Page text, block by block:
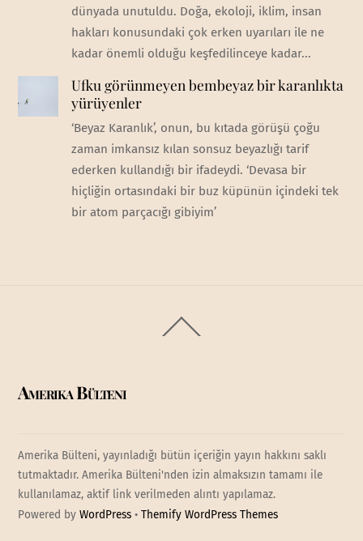
dünyada unutuldu. Doğa, ekoloji, iklim, insan
hakları konusundaki çok erken uyarıları ile ne
kadar önemli olduğu keşfedilinceye kadar...
Ufku görünmeyen bembeyaz bir karanlıkta
yürüyenler
‘Beyaz Karanlık’, onun, bu kıtada görüşü çoğu
zaman imkansız kılan sonsuz beyazlığı tarif
ederken kullandığı bir ifadeydi. ‘Devasa bir
hiçliğin ortasındaki bir buz küpünün içindeki tek
bir atom parçacığı gibiyim’
To
Amerika Bülteni
Amerika Bülteni, yayınladığı bütün içeriğin yayın hakkını saklı
tutmaktadır. Amerika Bülteni'nden izin almaksızın tamamı ile
kullanılamaz, aktif link verilmeden alıntı yapılamaz.
Powered byWordPress •Themify WordPress Themes